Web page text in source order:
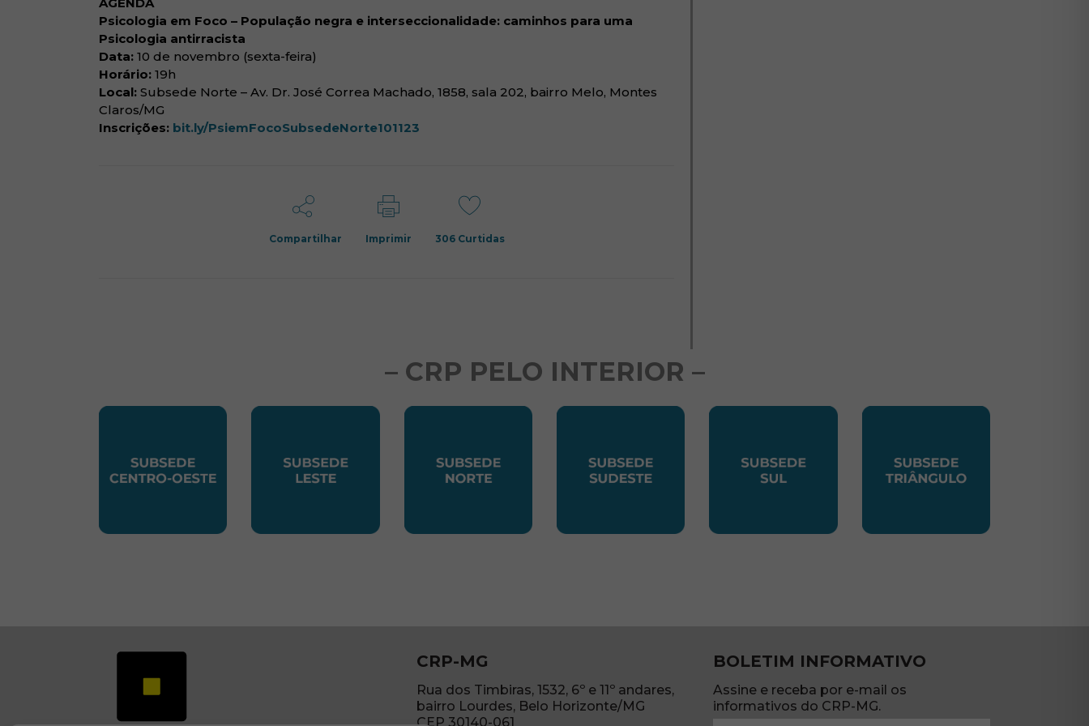
Psicologia em Foco – População negra e interseccionalidade: caminhos para uma
Psicologia antirracista
Data: 10 de novembro (sexta-feira)
Horário: 19h
Local: Subsede Norte – Av. Dr. José Correa Machado, 1858, sala 202, bairro Melo, Montes
Claros/MG
Inscrições: bit.ly/PsiemFocoSubsedeNorte101123
Compartilhar Imprimir 306Curtidas
– CRP PELO INTERIOR –
CRP-MG
Rua dos Timbiras, 1532, 6º e 11º andares,
bairro Lourdes, Belo Horizonte/MG
CEP 30140-061
BOLETIM INFORMATIVO
Assine e receba por e-mail os
informativos do CRP-MG.